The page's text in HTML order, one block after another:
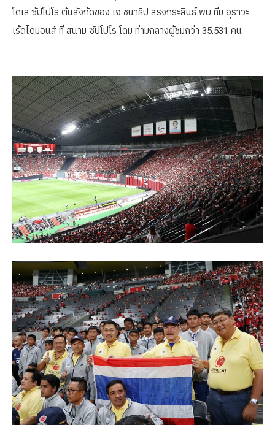
โดเล ซัปโปโร ต้นสังกัดของ เจ ชนาธิป สรงกระสินธ์ พบ ทีม อุราวะ
เร้ดไดมอนส์ ที่ สนาม ซัปโปโร โดม ท่ามกลางผู้ชมกว่า 35,531 คน